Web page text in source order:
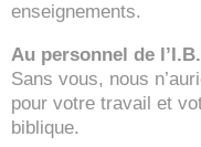
enseignements.
Au personnel de
Sans vous, nous
pour votre travail et
biblique.